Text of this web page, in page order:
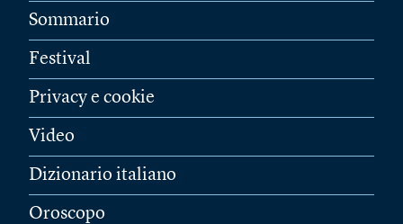
Sommario
Festival
Privacy e cookie
Video
Dizionario italiano
Oroscopo